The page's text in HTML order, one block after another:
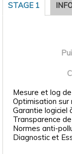
STAGE 1
Mesure et log
Optimisation
Garantie logiciel
Transparence
Normes anti-
Diagnostic et